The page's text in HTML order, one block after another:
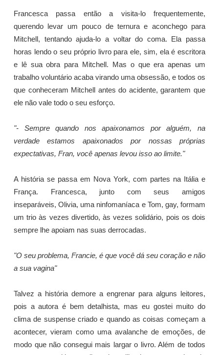
Francesca passa então a visita-lo frequentemente,
querendo levar um pouco de ternura e aconchego para
Mitchell, tentando ajuda-lo a voltar do coma. Ela passa
horas lendo o seu próprio livro para ele, sim, ela é escritora
e lê sua obra para Mitchell. Mas o que era apenas um
trabalho voluntário acaba virando uma obsessão, e todos os
que conheceram Mitchell antes do acidente, garantem que
ele não vale todo o seu esforço.
"- Sempre quando nos apaixonamos por alguém, na
verdade estamos apaixonados por nossas próprias
expectativas, Fran, você apenas levou isso ao limite."
A história se passa em Nova York, com partes na Itália e
França.
Francesca, junto com seus amigos
inseparáveis,Olivia, uma ninfomaníaca e Tom, gay, formam
um trio às vezes divertido, às vezes solidário, pois os dois
sempre lhe apoiam nas suas derrocadas.
"O seu problema, Francie, é que você dá seu coração e não
a sua vagina"
Talvez a história demore a engrenar para alguns leitores,
pois a autora é bem detalhista, mas eu gostei muito do
clima de suspense criado e quando as coisas começam a
acontecer, vieram como uma avalanche de emoções, de
modo que não consegui mais largar o livro. Além de todos